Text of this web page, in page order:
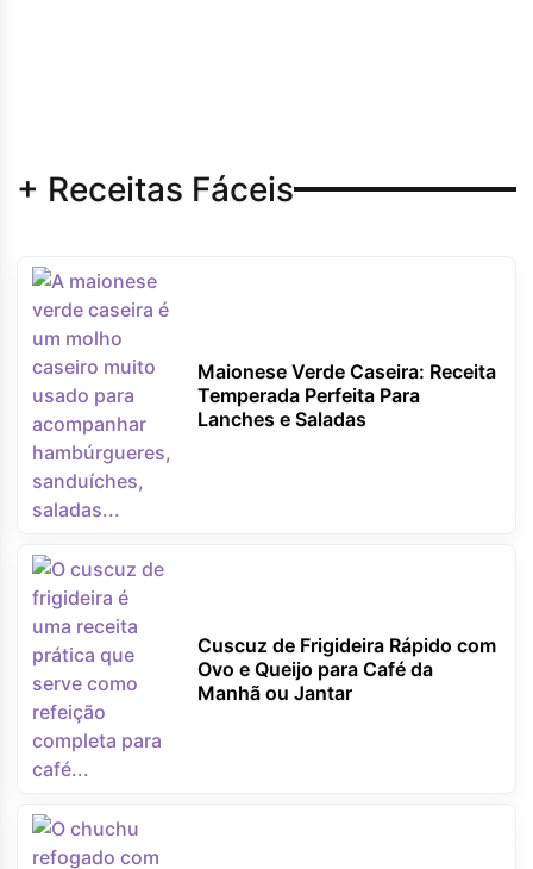
+ Receitas Fáceis
Maionese Verde Caseira: Receita
Temperada Perfeita Para
Lanches e Saladas
Cuscuz de Frigideira Rápido com
Ovo e Queijo para Café da
Manhã ou Jantar